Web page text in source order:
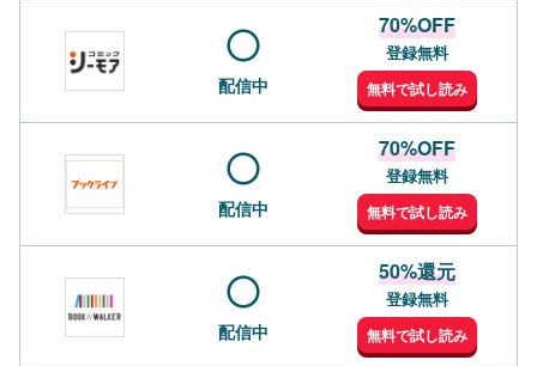
配信中
70%OFF
登録無料
無料で試し読み
配信中
70%OFF
登録無料
無料で試し読み
配信中
50%還元
登録無料
無料で試し読み